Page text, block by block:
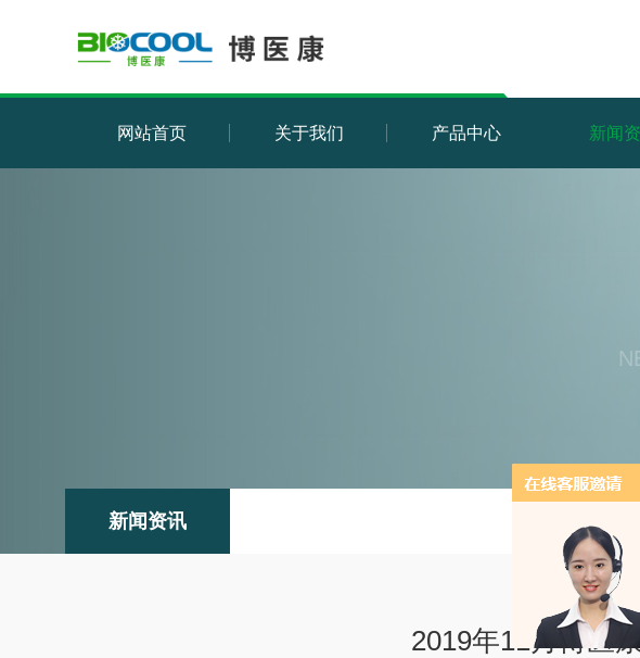
网站首页 关于我们 产品中心 新闻
新闻资讯
2019年11月博医